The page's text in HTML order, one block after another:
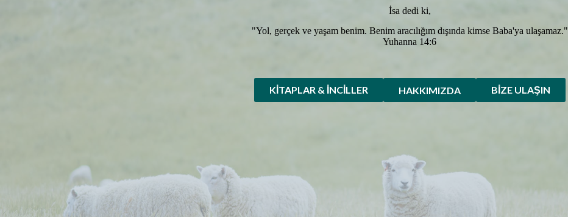
İsa dedi ki,
"Yol, gerçek ve yaşam benim. Benim aracılığım dışında kimse Baba'ya ulaşamaz."
Yuhanna 14:6
KITAPLAR & İNCILLER HAKKIMIZDA BIZE ULAŞIN